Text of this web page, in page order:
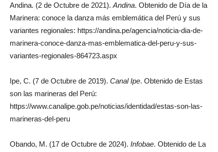
Andina. (2 de Octubre de 2021). Andina. Obtenido de Día de la
Marinera: conoce la danza más emblemática del Perú y sus
variantes regionales: https://andina.pe/agencia/noticia-dia-de-
marinera-conoce-danza-mas-emblematica-del-peru-y-sus-
variantes-regionales-864723.aspx
Ipe, C. (7 de Octubre de 2019). Canal Ipe. Obtenido de Estas
son las marineras del Perú:
https://www.canalipe.gob.pe/noticias/identidad/estas-son-las-
marineras-del-peru
Obando, M. (17 de Octubre de 2024). Infobae. Obtenido de La